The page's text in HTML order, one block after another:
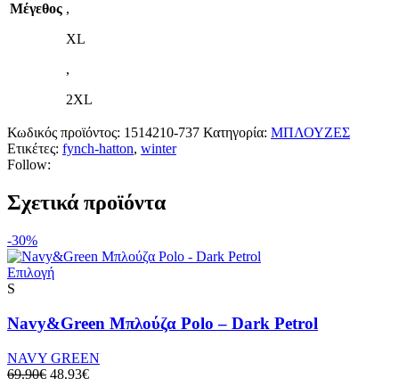
Μέγεθος ,
XL
,
2XL
Κωδικός προϊόντος: 1514210-737 Κατηγορία: ΜΠΛΟΥΖΕΣ
Ετικέτες: fynch-hatton, winter
Follow:
Σχετικά προϊόντα
-30%
ΕπιλογήΑυτό
έχει
πολλαπλές
παραλλαγές.
Οι
S
Navy&Green Mπλούζα Polo – Dark Petrol
NAVY GREEN
69.90€ Original
48.93€Η